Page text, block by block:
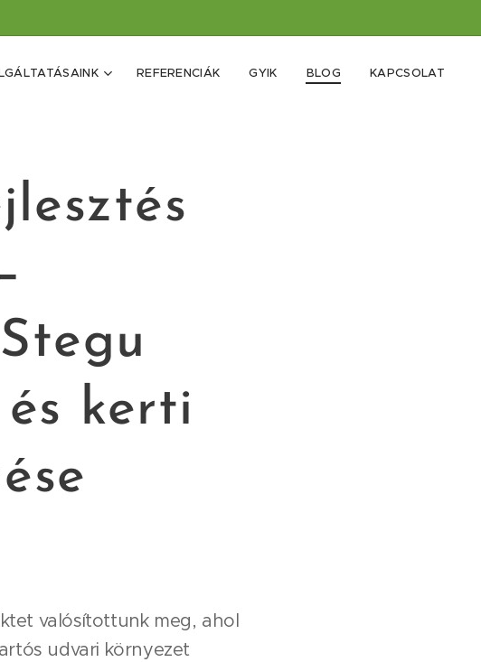
REFERENCIÁK GYIK BLOG KAPCSOLAT
kerti
valósítottunk meg, ahol
udvari környezet